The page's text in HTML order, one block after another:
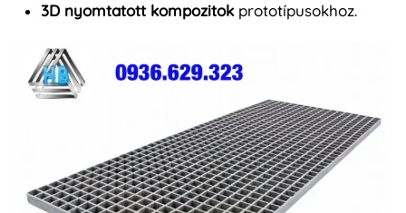
3D nyomtatott kompozitokprototípusokhoz.